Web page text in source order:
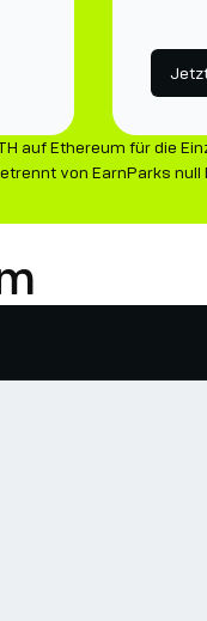
auf Ethereum für die
von EarnParks null